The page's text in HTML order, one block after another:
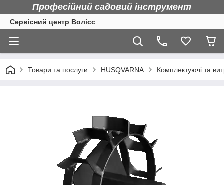
Професійний садовий інструмент
Сервісний центр Волісс
Товари та послуги HUSQVARNA Комплектуючі та